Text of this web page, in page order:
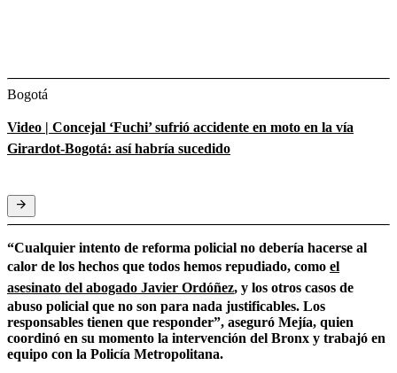
Bogotá
Video | Concejal ‘Fuchi’ sufrió accidente en moto en la vía
Girardot-Bogotá: así habría sucedido
“Cualquier intento de reforma policial no debería hacerse al
calor de los hechos que todos hemos repudiado, como el
asesinato del abogado Javier Ordóñez, y los otros casos de
abuso policial que no son para nada justificables. Los
responsables tienen que responder”, aseguró Mejía, quien
coordinó en su momento la intervención del Bronx y trabajó en
equipo con la Policía Metropolitana.